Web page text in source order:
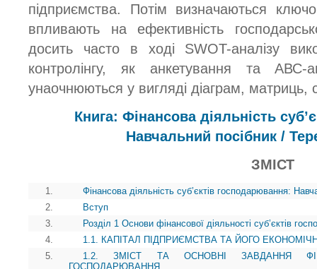
підприємства. Потім визначаються
впливають на ефективність
досить часто в ході SWOT-аналізу
контролінгу, як анкетування та АВС-
унаочнюються у вигляді діаграм, матриць,
Книга: Фінансова діяльність
Навчальний посібник /
ЗМІСТ
1.
Фінансова діяльність суб’єктів господарювання:
2.
Вступ
3.
Розділ 1 Основи фінансової діяльності суб’єктів
4.
1.1. КАПІТАЛ ПІДПРИЄМСТВА ТА ЙОГО
5.
1.2. ЗМІСТ ТА ОСНОВНІ ЗАВДАННЯ
ГОСПОДАРЮВАННЯ